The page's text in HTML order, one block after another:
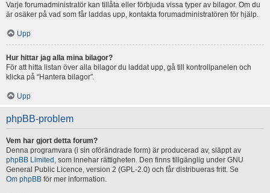
Varje forumadministratör kan tillåta eller förbjuda vissa typer av bilagor. Om du
är osäker på vad som får laddas upp, kontakta forumadministratören för hjälp.
Upp
Hur hittar jag alla mina bilagor?
För att hitta listan över alla bilagor du laddat upp, gå till kontrollpanelen och
klicka på “Hantera bilagor”.
Upp
phpBB-problem
Vem har gjort detta forum?
Denna programvara (i sin oförändrade form) är producerad av, släppt av
phpBB Limited , som innehar rättigheten. Den finns tillgänglig under GNU
General Public Licence, version 2 (GPL-2.0) och får distribueras fritt. Se
Om phpBB för mer information.